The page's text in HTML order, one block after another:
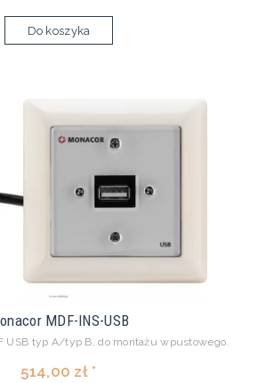
Do koszyka
MDF-INS-USB
USB typ A/typ B, do montażu wpustowego.
514,00 zł *